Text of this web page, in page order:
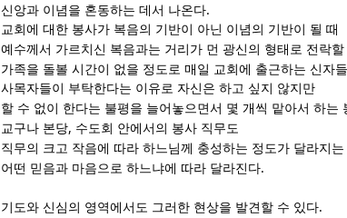
신앙과 이념을 혼동하는 데서 나온다.
교회에 대한 봉사가 복음의 기반이 아닌 이념의 기반이 될 때
예수께서 가르치신 복음과는 거리가 먼 광신의 형태로 전락
가족을 돌볼 시간이 없을 정도로 매일 교회에 출근하는 신자들
사목자들이 부탁한다는 이유로 자신은 하고 싶지 않지만
할 수 없이 한다는 불평을 늘어놓으면서 몇 개씩 맡아서 하는
교구나 본당, 수도회 안에서의 봉사 직무도
직무의 크고 작음에 따라 하느님께 충성하는 정도가 달라지
어떤 믿음과 마음으로 하느냐에 따라 달라진다.
기도와 신심의 영역에서도 그러한 현상을 발견할 수 있다.